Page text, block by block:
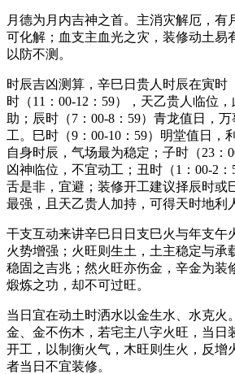
月德为月内吉神之首。主消灾解厄，有
可化解；血支主血光之灾，装修动土易
以防不测。
时辰吉凶测算，辛巳日贵人时辰在寅时
时（11：00-12：59），天乙贵人临位
助；辰时（7：00-8：59）青龙值日，
工。巳时（9：00-10：59）明堂值日，
自身时辰，气场最为稳定；子时（23：
凶神临位，不宜动工；丑时（1：00-2
舌是非，宜避；装修开工建议择辰时或
最强，且天乙贵人加持，可得天时地利
干支互动来讲辛巳日日支巳火与年支午
火势增强；火旺则生土，土主稳定与承
稳固之吉兆；然火旺亦伤金，辛金为装
煅炼之功，却不可过旺。
当日宜在动土时洒水以金生水、水克火
金、金不伤木，若宅主八字火旺，当日
开工，以制衡火气，木旺则生火，反增
者当日不宜装修。